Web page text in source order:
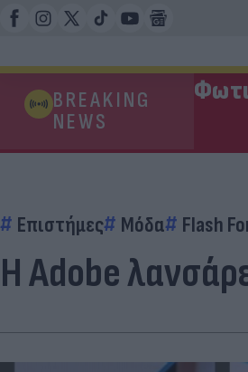
BREAKING
NEWS
Επιστήμες Μόδα Flash
Η Adobe